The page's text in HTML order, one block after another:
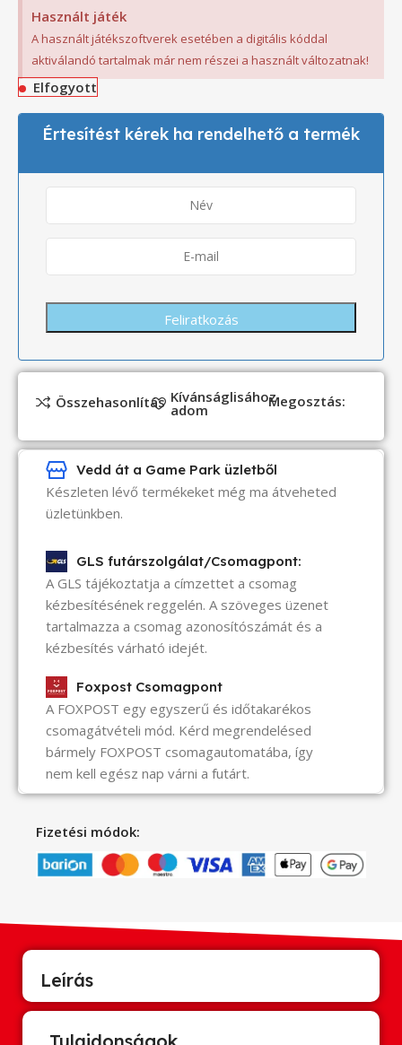
Használt játék
A használt játékszoftverek esetében a digitális kóddal
aktiválandó tartalmak már nem részei a használt változatnak!
Elfogyott
Értesítést kérek ha rendelhető a termék
Összehasonlítás Kívánságlisához
adom Megosztás:
Vedd át a Game Park üzletből
Készleten lévő termékeket még ma átveheted
üzletünkben.
GLS futárszolgálat/Csomagpont:
A GLS tájékoztatja a címzettet a csomag
kézbesítésének reggelén. A szöveges üzenet
tartalmazza a csomag azonosítószámát és a
kézbesítés várható idejét.
Foxpost Csomagpont
A FOXPOST egy egyszerű és időtakarékos
csomagátvételi mód. Kérd megrendelésed
bármely FOXPOST csomagautomatába, így
nem kell egész nap várni a futárt.
Fizetési módok:
Leírás